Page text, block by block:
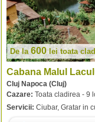
De la600leitoata
Cabana Malul
Cluj Napoca (Cluj)
Cazare: Toata cladirea - 9
Servicii: Ciubar, Gratar in